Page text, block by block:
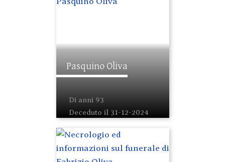
Pasquino Oliva
Di anni 93
Deceduto il 31-12-2024